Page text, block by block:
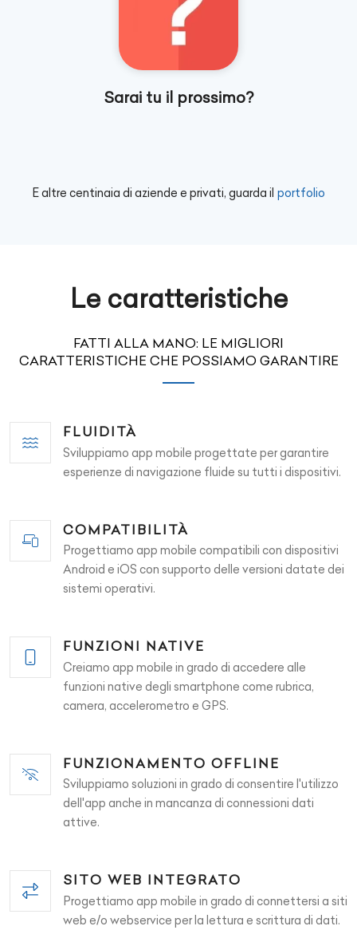
Sarai tu il prossimo?
E altre centinaia di aziende e privati, guarda il portfolio
Le caratteristiche
FATTI ALLA MANO: LE MIGLIORI
CARATTERISTICHE CHE POSSIAMO GARANTIRE
FLUIDITÀ
Sviluppiamo app mobile progettate per garantire
esperienze di navigazione fluide su tutti i dispositivi.
COMPATIBILITÀ
Progettiamo app mobile compatibili con dispositivi
Android e iOS con supporto delle versioni datate dei
sistemi operativi.
FUNZIONI NATIVE
Creiamo app mobile in grado di accedere alle
funzioni native degli smartphone come rubrica,
camera, accelerometro e GPS.
FUNZIONAMENTO OFFLINE
Sviluppiamo soluzioni in grado di consentire l'utilizzo
dell'app anche in mancanza di connessioni dati
attive.
SITO WEB INTEGRATO
Progettiamo app mobile in grado di connettersi a siti
web e/o webservice per la lettura e scrittura di dati.